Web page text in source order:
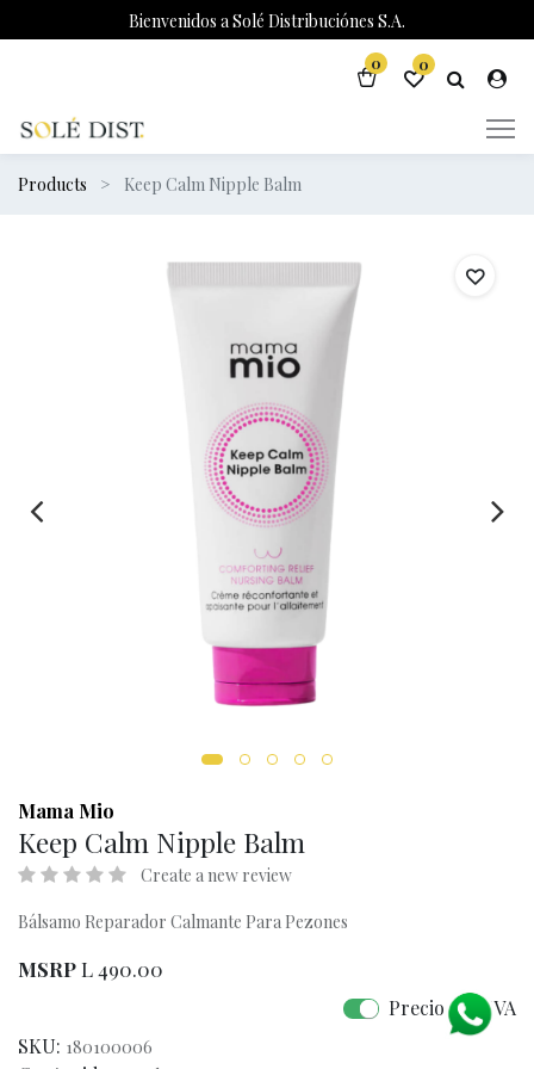
Bienvenidos a Solé Distribuciónes S.A.
0 0
Products Keep Calm Nipple Balm
Mama Mio
Keep Calm Nipple Balm
Create a new review
Bálsamo Reparador Calmante Para Pezones
MSRPL490.00
Precio con IVA
SKU: 180100006